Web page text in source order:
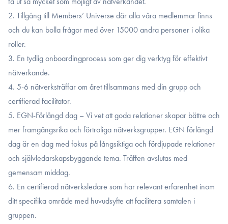
2. Tillgång till Members’ Universe där alla våra medlemmar finns
och du kan bolla frågor med över 15000 andra personer i olika
roller.
3. En tydlig onboardingprocess som ger dig verktyg för effektivt
nätverkande.
4. 5-6 nätverksträffar om året tillsammans med din grupp och
certifierad facilitator.
5. EGN-Förlängd dag – Vi vet att goda relationer skapar bättre och
mer framgångsrika och förtroliga nätverksgrupper. EGN förlängd
dag är en dag med fokus på långsiktiga och fördjupade relationer
och självledarskapsbyggande tema. Träffen avslutas med
gemensam middag.
6. En certifierad nätverksledare som har relevant erfarenhet inom
ditt specifika område med huvudsyfte att facilitera samtalen i
gruppen.